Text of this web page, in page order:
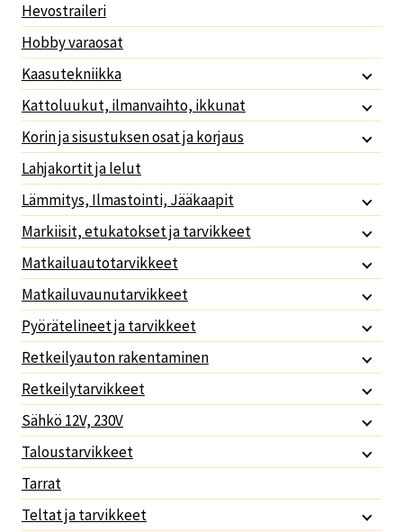
Hevostraileri
Hobby varaosat
Kaasutekniikka
Kattoluukut, ilmanvaihto, ikkunat
Korin ja sisustuksen osat ja korjaus
Lahjakortit ja lelut
Lämmitys, Ilmastointi, Jääkaapit
Markiisit, etukatokset ja tarvikkeet
Matkailuautotarvikkeet
Matkailuvaunutarvikkeet
Pyörätelineet ja tarvikkeet
Retkeilyauton rakentaminen
Retkeilytarvikkeet
Sähkö 12V, 230V
Taloustarvikkeet
Tarrat
Teltat ja tarvikkeet